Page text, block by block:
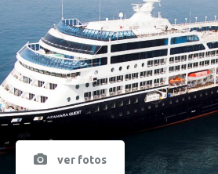
aquí tu
crucero
ver fotos